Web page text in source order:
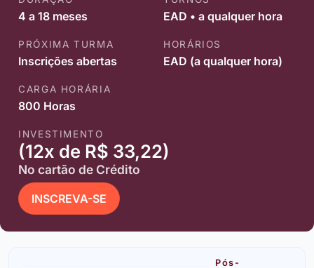
4 a 18 meses EAD • a qualquer hora
PRÓXIMA TURMA
Inscrições abertas
HORÁRIOS
EAD (a qualquer hora)
CARGA HORÁRIA
800 Horas
INVESTIMENTO
(12x de R$ 33,22)
No cartão de Crédito
INSCREVA-SE
Pós-